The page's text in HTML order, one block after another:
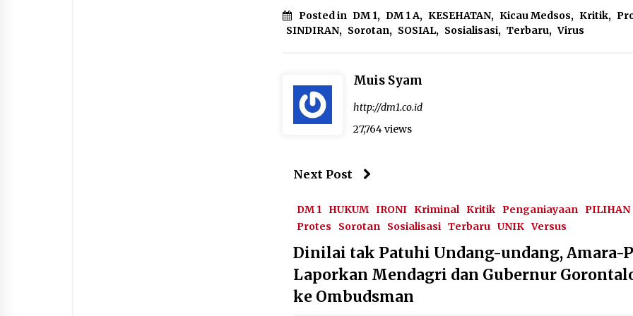
Posted in DM 1, DM 1 A, KESEHATAN, Kicau Medsos, Kritik,
SINDIRAN, Sorotan, SOSIAL, Sosialisasi, Terbaru, Virus
Muis Syam
http://dm1.co.id
27,764 views
Next Post
DM 1 HUKUM IRONI Kriminal Kritik Penganiayaan PILIHAN
Protes
Sorotan Sosialisasi Terbaru UNIK Versus
Dinilai tak Patuhi Undang-undang, Amara-
Laporkan Mendagri dan Gubernur
ke Ombudsman